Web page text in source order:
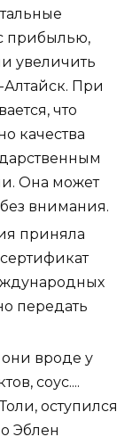
прибылью,
увеличить
При
что
качества
Она может
внимания.
приняла
передать
они вроде у
соус....
оступился
Эблен